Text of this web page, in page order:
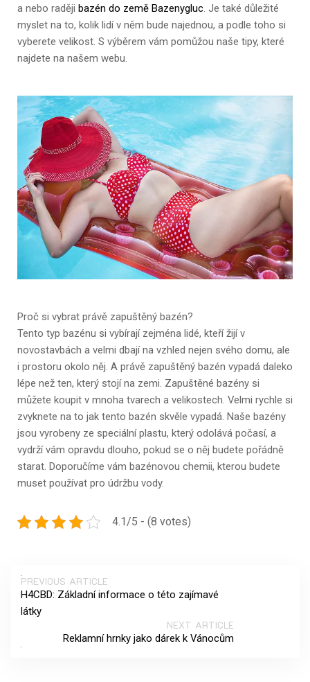
a nebo raději bazén do země Bazenygluc. Je také důležité
myslet na to, kolik lidí v něm bude najednou, a podle toho si
vyberete velikost. S výběrem vám pomůžou naše tipy, které
najdete na našem webu.
Proč si vybrat právě zapuštěný bazén?
Tento typ bazénu si vybírají zejména lidé, kteří žijí v
novostavbách a velmi dbají na vzhled nejen svého domu, ale
i prostoru okolo něj. A právě zapuštěný bazén vypadá daleko
lépe než ten, který stojí na zemi. Zapuštěné bazény si
můžete koupit v mnoha tvarech a velikostech. Velmi rychle si
zvyknete na to jak tento bazén skvěle vypadá. Naše bazény
jsou vyrobeny ze speciální plastu, který odolává počasí, a
vydrží vám opravdu dlouho, pokud se o něj budete pořádně
starat. Doporučíme vám bazénovou chemii, kterou budete
muset používat pro údržbu vody.
4.1/5 - (8 votes)
PREVIOUS ARTICLE
H4CBD: Základní informace o této zajímavé
látky
NEXT ARTICLE
Reklamní hrnky jako dárek k Vánocům